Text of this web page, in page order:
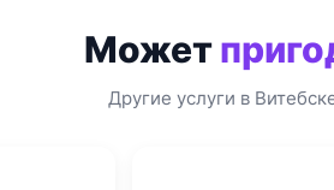
Может
Другие услуги в